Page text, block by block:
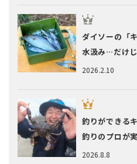
2026.2.10
ダイソーの「
水汲み…だけ
2026.8.8
釣りができる
釣りのプロが